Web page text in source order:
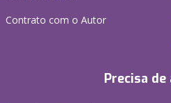
Contrato com o Autor
Precisa de